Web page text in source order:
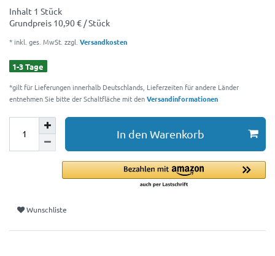
Inhalt 1 Stück
Grundpreis 10,90 € / Stück
* inkl. ges. MwSt. zzgl. Versandkosten
1-3 Tage
*gilt für Lieferungen innerhalb Deutschlands, Lieferzeiten für andere Länder
entnehmen Sie bitte der Schaltfläche mit denVersandinformationen
In den Warenkorb
Wunschliste